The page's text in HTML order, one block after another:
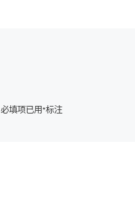
必填项已用*标注